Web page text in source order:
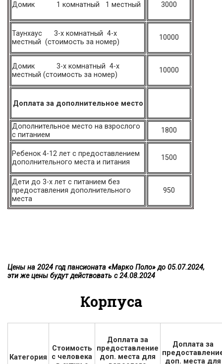
Домик 1 комнатный 1 местный 3000
Таунхаус 3-х комнатный 4-х
местный (стоимость за номер)
10000
Домик 3-х комнатный 4-х
местный (стоимость за номер)
10000
Доплата за дополнительное место
Дополнительное место на взрослого
с питанием
1800
Ребенок 4-12 лет с предоставлением
дополнительного места и питания
1500
Дети до 3-х лет с питанием без
предоставления дополнительного
места
950
Цены на 2024 год пансионата «Марко Поло» до 05.07.2024,
эти же цены будут действовать с 24.08.2024
Корпуса
Категория
Стоимость
с человека
Доплата за
предоставление
доп. места для
Доплата за
доп. места для